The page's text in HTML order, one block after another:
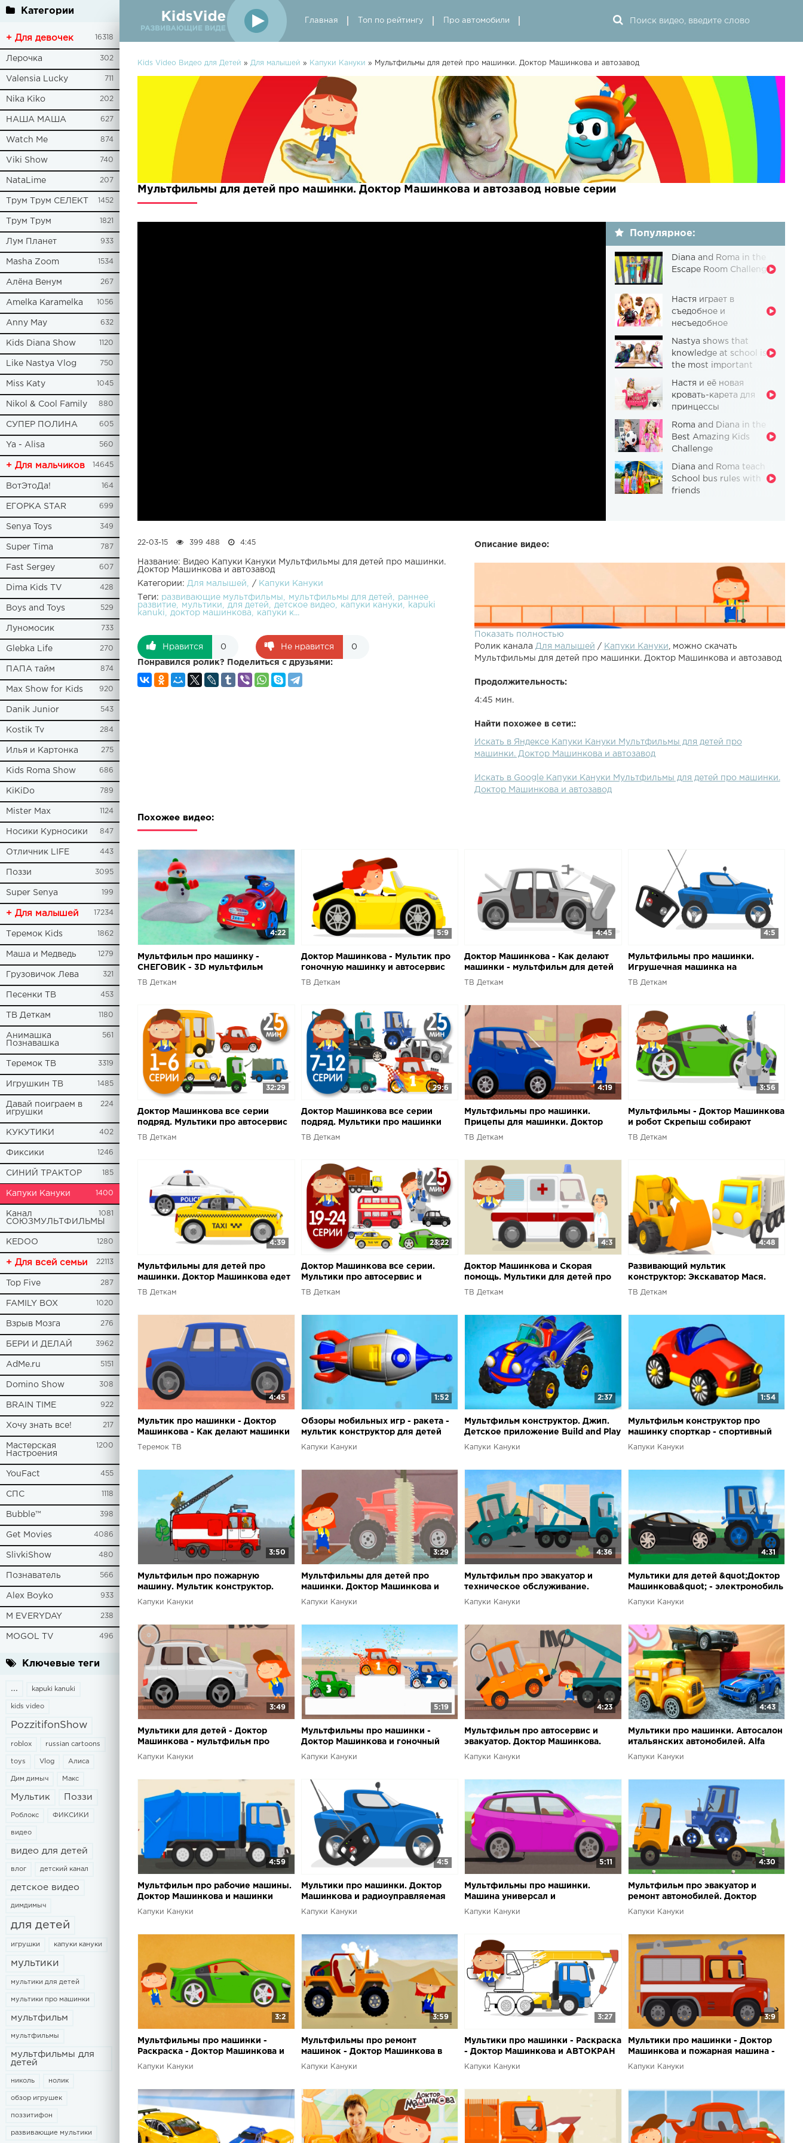
Категории
+ Для девочек 16318
Лерочка 302
Valensia Lucky 711
Nika Kiko 202
НАША МАША 627
Watch Me 874
Viki Show 740
NataLime 207
Трум Трум СЕЛЕКТ 1452
Трум Трум 1821
Лум Планет 933
Masha Zoom 1534
Алёна Венум 267
Amelka Karamelka 1056
Anny May 632
Kids Diana Show 1120
Like Nastya Vlog 750
Miss Katy 1045
Nikol & Cool Family 880
СУПЕР ПОЛИНА 605
Ya - Alisa 560
+ Для мальчиков 14645
ВотЭтоДа! 164
ЕГОРКА STAR 699
Senya Toys 349
Super Tima 787
Fast Sergey 607
Dima Kids TV 428
Boys and Toys 529
Луномосик 733
Glebka Life 270
ПАПА тайм 874
Max Show for Kids 920
Danik Junior 543
Kostik Tv 284
Илья и Картонка 275
Kids Roma Show 686
KiKiDo 789
Mister Max 1124
Носики Курносики 847
Отличник LIFE 443
Поззи 3095
Super Senya 199
+ Для малышей 17234
Теремок Kids 1862
Маша и Медведь 1279
Грузовичок Лева 321
Песенки ТВ 453
ТВ Деткам 1180
Анимашка
Познавашка
561
Теремок ТВ 3319
Игрушкин ТВ 1485
Давай поиграем в
игрушки
224
КУКУТИКИ 402
Фиксики 1246
СИНИЙ ТРАКТОР 185
Капуки Кануки 1400
Канал
СОЮЗМУЛЬТФИЛЬМЫ
1081
KEDOO 1280
+ Для всей семьи 22113
Top Five 287
FAMILY BOX 1020
Взрыв Мозга 276
БЕРИ И ДЕЛАЙ 3962
AdMe.ru 5151
Domino Show 308
BRAIN TIME 922
Хочу знать все! 217
Мастерская
Настроения
1200
YouFact 455
СПС 1118
Bubble™ 398
Get Movies 4086
SlivkiShow 480
Познаватель 566
Alex Boyko 933
M EVERYDAY 238
MOGOL TV 496
Ключевые теги
... kapuki kanuki
kids video
PozzitifonShow
roblox russian cartoons
toys Vlog Алиса
Дим димыч Макс
Мультик Поззи
Роблокс ФИКСИКИ
видео
видео для детей
влог детский канал
детское видео
димдимыч
для детей
игрушки капуки кануки
мультики
мультики для детей
мультики про машинки
мультфильм
мультфильмы
мультфильмы для
детей
николь нолик
обзор игрушек
поззитифон
развивающие мультики
Главная Топ по рейтингу Про автомобили
Kids Video Видео для Детей » Для малышей » Капуки Кануки » Мультфильмы для детей про машинки. Доктор Машинкова и автозавод
Мультфильмы для детей про машинки. Доктор Машинкова и автозавод новые серии
Популярное:
Diana and Roma in the
Escape Room Challenge
Настя играет в
съедобное и
несъедобное
Nastya shows that
knowledge at school is
the most important
Настя и её новая
кровать-карета для
принцессы
Roma and Diana in the
Best Amazing Kids
Challenge
Diana and Roma teach
School bus rules with
friends
Описание видео:
Мультик для детей про то, как доктор Машинкова ездила в своём
автомобили. Оказывается машинку можно собрать как конструктор. И
делают это на заводе умные роботы машины. Мультфильмы про
конструктор 3D ...Приложение Build and Play обзоры мультфильмы в
3D ...Игрушечные конструкторы. Видео с Машей ...Машинки Бас и Спиди
собирают модельки автомобилей. мультфильмы из игрушек ...А потом
бегите собирать свой любимый конструктор!Скачать бесплатное
приложение Доктор Машинкова
Показать полностью
Ролик канала Для малышей / Капуки Кануки , можно скачать
Мультфильмы для детей про машинки. Доктор Машинкова и автозавод
Продолжительность:
4:45 мин.
Найти похожее в сети::
Искать в Яндексе Капуки Кануки Мультфильмы для детей про
машинки. Доктор Машинкова и автозавод
Искать в Google Капуки Кануки Мультфильмы для детей про машинки.
Доктор Машинкова и автозавод
22-03-15 399 488 4:45
Название: Видео Капуки Кануки Мультфильмы для детей про машинки.
Доктор Машинкова и автозавод
Категории: Для малышей / Капуки Кануки
Теги: развивающие мультфильмы мультфильмы для детей
раннее
развитие
мультики для детей детское видео капуки кануки
kapuki
kanuki
доктор машинкова капуки к...
Нравится 0 Не нравится 0
Понравился ролик? Поделиться с друзьями:
Похожее видео:
4:22
Мультфильм про машинку -
СНЕГОВИК - 3D мультфильм
конструктор
ТВ Деткам
5:9
Доктор Машинкова - Мультик про
гоночную машинку и автосервис
ТВ Деткам
4:45
Доктор Машинкова - Как делают
машинки - мультфильм для детей
ТВ Деткам
4:5
Мультфильмы про машинки.
Игрушечная машинка на
радиоуправлении. Доктор
ТВ Деткам
32:29
Доктор Машинкова все серии
подряд. Мультики про автосервис
ТВ Деткам
29:6
Доктор Машинкова все серии
подряд. Мультики про машинки
ТВ Деткам
4:19
Мультфильмы про машинки.
Прицепы для машинки. Доктор
Машинкова
ТВ Деткам
3:56
Мультфильмы - Доктор Машинкова
и робот Скрепыш собирают
автомобиль
ТВ Деткам
4:39
Мультфильмы для детей про
машинки. Доктор Машинкова едет
в отпуск.
ТВ Деткам
23:22
Доктор Машинкова все серии.
Мультики про автосервис и
машинки
ТВ Деткам
4:3
Доктор Машинкова и Скорая
помощь. Мультики для детей про
машинки
ТВ Деткам
4:48
Развивающий мультик
конструктор: Экскаватор Мася.
Собираем Контейнеровоз
ТВ Деткам
4:45
Мультик про машинки - Доктор
Машинкова - Как делают машинки
Теремок ТВ
1:52
Обзоры мобильных игр - ракета -
мультик конструктор для детей
Капуки Кануки
2:37
Мультфильм конструктор. Джип.
Детское приложение Build and Play
Капуки Кануки
1:54
Мультфильм конструктор про
машинку спорткар - спортивный
автомобиль
Капуки Кануки
3:50
Мультфильм про пожарную
машину. Мультик конструктор.
Большая сборка
Капуки Кануки
3:29
Мультфильмы для детей про
машинки. Доктор Машинкова и
автомойка. Внедорожник.
Капуки Кануки
4:36
Мультфильм про эвакуатор и
техническое обслуживание.
Доктор Машинкова. мультик 7
Капуки Кануки
4:31
Мультики для детей &quot;Доктор
Машинкова&quot; - электромобиль
в автомастерской
Капуки Кануки
3:49
Мультики для детей - Доктор
Машинкова - мультфильм про
внедорожник и ФАРЫ
Капуки Кануки
5:19
Мультфильмы про машинки -
Доктор Машинкова и гоночный
автомобиль
Капуки Кануки
4:23
Мультфильм про автосервис и
эвакуатор. Доктор Машинкова.
Капуки Кануки
4:43
Мультики про машинки. Автосалон
итальянских автомобилей. Alfa
Romeo
Капуки Кануки
4:59
Мультфильм про рабочие машины.
Доктор Машинкова и машинки
трансформеры :)
Капуки Кануки
4:5
Мультики про машинки. Доктор
Машинкова и радиоуправляемая
машинка
Капуки Кануки
5:11
Мультфильмы про машинки.
Машина универсал и
автомастерская доктора
Капуки Кануки
4:30
Мультфильм про эвакуатор и
ремонт автомобилей. Доктор
Машинкова
Капуки Кануки
3:2
Мультфильмы про машинки -
Раскраска - Доктор Машинкова и
АУДИ
Капуки Кануки
3:59
Мультфильмы про ремонт
машинок - Доктор Машинкова в
пустыне
Капуки Кануки
3:27
Мультики про машинки - Раскраска
- Доктор Машинкова и АВТОКРАН
Капуки Кануки
3:9
Мультики про машинки - Доктор
Машинкова и пожарная машина -
раскраска
Капуки Кануки